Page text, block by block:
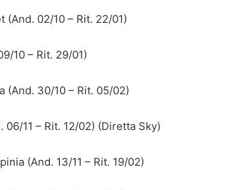
(And. 02/10 – Rit. 22/01)
10 – Rit. 29/01)
(And. 30/10 – Rit. 05/02)
11 – Rit. 12/02) (Diretta Sky)
(And. 13/11 – Rit. 19/02)